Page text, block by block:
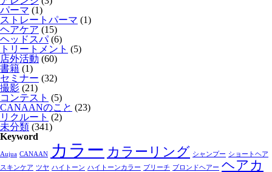
パーマ (1)
ストレートパーマ (1)
ヘアケア (15)
ヘッドスパ(6)
トリートメント (5)
店外活動 (60)
書籍 (1)
セミナー (32)
撮影 (21)
コンテスト (5)
CANAANのこと (23)
リクルート (2)
未分類 (341)
Keyword
Aujua CANAAN カラー カラーリング シャンプー ショートヘア
スキンケア ツヤ ハイトーン ハイトーンカラー ブリーチ ブロンドヘアー ヘアカ